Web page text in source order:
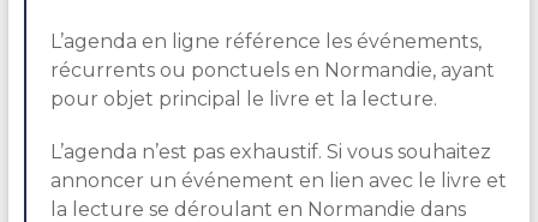
L’agenda en ligne référence les événements,
récurrents ou ponctuels en Normandie, ayant
pour objet principal le livre et la lecture.
L’agenda n’est pas exhaustif. Si vous souhaitez
annoncer un événement en lien avec le livre et
la lecture se déroulant en Normandie dans